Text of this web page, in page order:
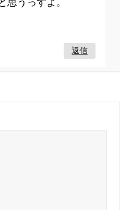
思うっすよ。
返信